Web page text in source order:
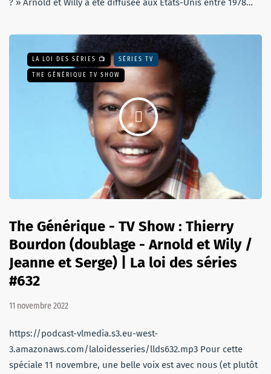
? » Arnold et Willy a été diffusée aux Etats-Unis entre 1978…
LA LOI DES SÉRIES 📺 SÉRIES TV
THE GÉNÉRIQUE TV SHOW
The Générique - TV Show : Thierry
Bourdon (doublage - Arnold et Wily /
Jeanne et Serge) | La loi des séries
#632
11 novembre 2022
https://podcast-vlmedia.s3.eu-west-
3.amazonaws.com/laloidesseries/llds632.mp3 Pour cette
spéciale 11 novembre, une belle voix est avec nous (et plutôt